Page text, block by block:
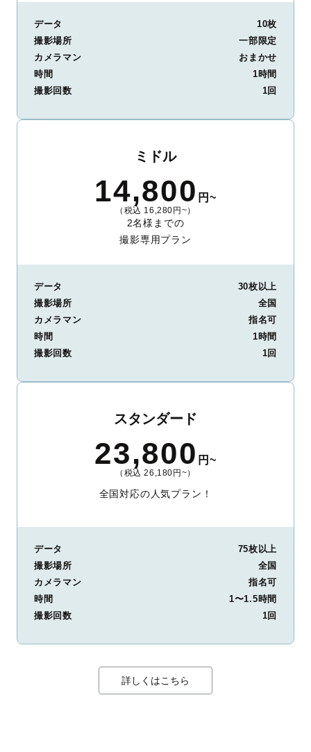
データ
10枚
撮影場所
一部限定
カメラマン
おまかせ
時間
1時間
撮影回数
1回
ミドル
14,800 円~
（税込 16,280円~）
2名様までの
撮影専用プラン
データ
30枚以上
撮影場所
全国
カメラマン
指名可
時間
1時間
撮影回数
1回
スタンダード
23,800 円~
（税込 26,180円~）
全国対応の人気プラン！
データ
75枚以上
撮影場所
全国
カメラマン
指名可
時間
1〜1.5時間
撮影回数
1回
詳しくはこちら